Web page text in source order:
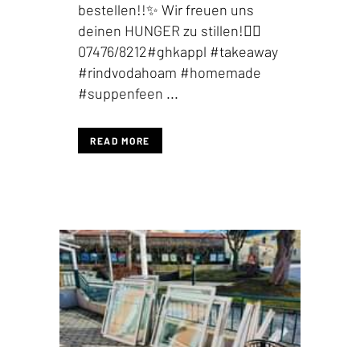
bestellen!!✨ Wir freuen uns
deinen HUNGER zu stillen!👍🏻
07476/8212#ghkappl #takeaway
#rindvodahoam #homemade
#suppenfeen ...
READ MORE